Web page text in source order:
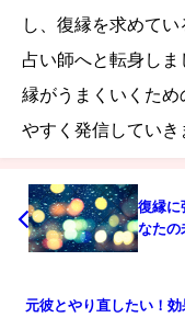
し、復縁を求めて
占い師へと転身し
縁がうまくいくため
やすく発信していき
復縁に
なたの
元彼とやり直したい！